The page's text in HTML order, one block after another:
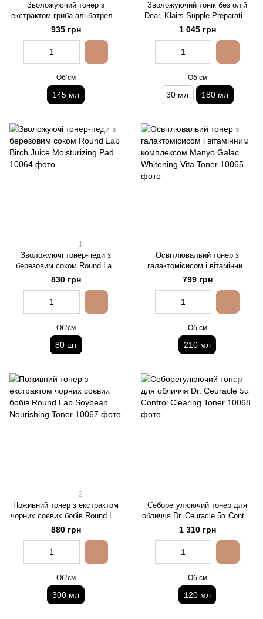
Зволожуючий тонер з
екстрактом гриба альбатрелус
Needly pH Balancing Toner
935 грн
Обʼєм
145 мл
Зволожуючий тонік без олій
Dear, Klairs Supple Preparation
Unscented Toner, 180 мл
1 045 грн
Обʼєм
30 мл 180 мл
1
Зволожуючі тонер-педи з
березовим соком Round Lab
Birch Juice Moisturizing Pad
830 грн
Обʼєм
80 шт
Освітлювальий тонер з
галактомісисом і вітамінним
комплексом Manyo Galac
Whitening Vita Toner
799 грн
Обʼєм
210 мл
2
Поживний тонер з екстрактом
чорних соєвих бобів Round Lab
Soybean Nourishing Toner
880 грн
Обʼєм
300 мл
Себорегулюючий тонер для
обличчя Dr. Ceuracle 5α Control
Clearing Toner
1 310 грн
Обʼєм
120 мл